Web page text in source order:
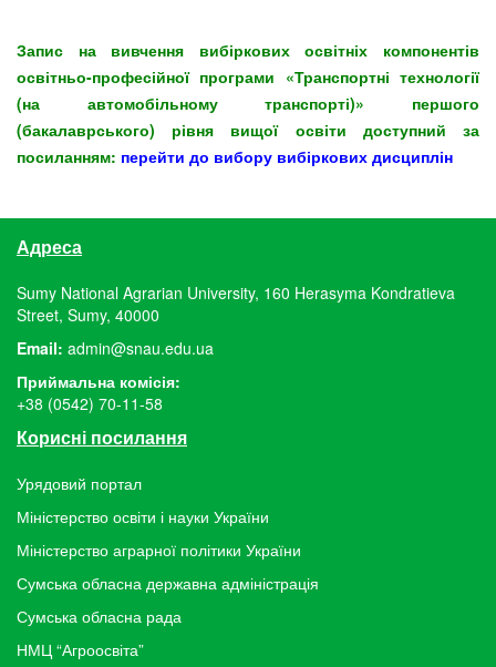
Запис на вивчення вибіркових освітніх компонентів
освітньо-професійної програми «Транспортні технології
(на автомобільному транспорті)» першого
(бакалаврського) рівня вищої освіти доступний за
посиланням: перейти до вибору вибіркових дисциплін
Адреса
Sumy National Agrarian University, 160 Herasyma Kondratieva
Street, Sumy, 40000
Email: admin@snau.edu.ua
Приймальна комісія:
+38 (0542) 70-11-58
Корисні посилання
Урядовий портал
Міністерство освіти і науки України
Міністерство аграрної політики України
Сумська обласна державна адміністрація
Сумська обласна рада
НМЦ “Агроосвіта”